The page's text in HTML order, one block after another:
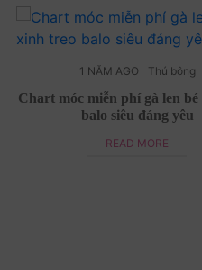
1 NĂM AGO Thú bông
Chart móc miễn phí gà len
balo siêu đáng yêu
READ MORE